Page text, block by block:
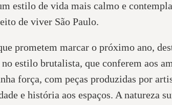
estilo de vida mais calmo e
de viver São Paulo.
prometem marcar o próximo ano,
estilo brutalista, que conferem aos
força, com peças produzidas por
e história aos espaços. A natureza